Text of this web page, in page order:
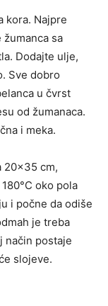
kora. Najpre
sa
Dodajte ulje,
Sve dobro
u čvrst
od žumanaca.
i meka.
20×35 cm,
oko pola
i počne da odiše
je treba
način postaje
slojeve.